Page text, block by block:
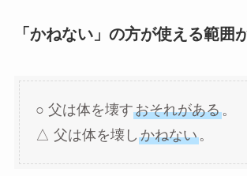
「かねない」の方が使える範囲
○ 父は体を壊すおそれがある。
△ 父は体を壊し かねない。